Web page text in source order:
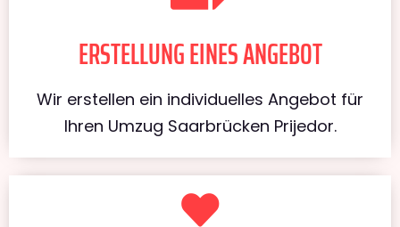
ERSTELLUNG EINES ANGEBOT
Wir erstellen ein individuelles Angebot für
Ihren Umzug Saarbrücken Prijedor.